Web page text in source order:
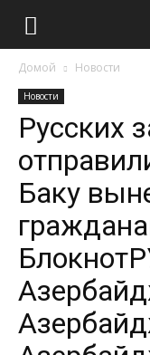
Домой Новости
Новости
Русских
Баку